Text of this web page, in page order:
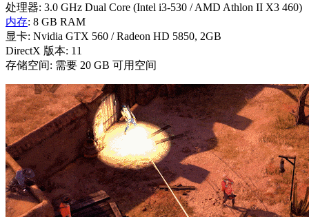
处理器: 3.0 GHz Dual Core (Intel i3-530 / AMD Athlon II X3 460)
内存: 8 GB RAM
显卡: Nvidia GTX 560 / Radeon HD 5850, 2GB
DirectX 版本: 11
存储空间: 需要 20 GB 可用空间